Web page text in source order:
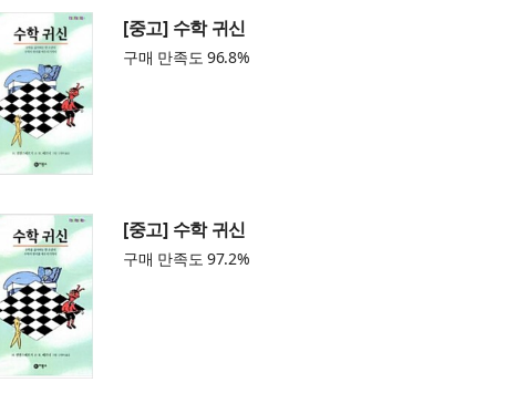
[중고] 수학 귀신
구매 만족도 96.8%
[중고] 수학 귀신
구매 만족도 97.2%